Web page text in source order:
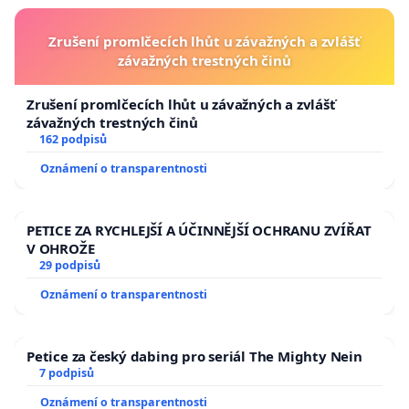
Zrušení promlčecích lhůt u závažných a zvlášť
závažných trestných činů
Zrušení promlčecích lhůt u závažných a zvlášť
závažných trestných činů
162 podpisů
Oznámení o transparentnosti
PETICE ZA RYCHLEJŠÍ A ÚČINNĚJŠÍ OCHRANU ZVÍŘAT
V OHROŽE
29 podpisů
Oznámení o transparentnosti
Petice za český dabing pro seriál The Mighty Nein
7 podpisů
Oznámení o transparentnosti